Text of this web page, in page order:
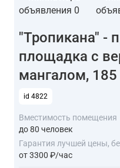
"Тропикана" -
площадка с
мангалом,
id 4822
Вместимость помещения
до 80 человек
Гарантия лучшей цены,
от 3300 ₽/час